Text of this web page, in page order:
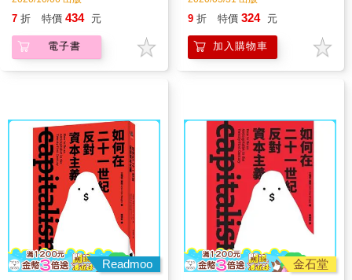
7 折 特價 434 元
電子書
9 折 特價 324 元
加入購物車
Readmoo
金石堂